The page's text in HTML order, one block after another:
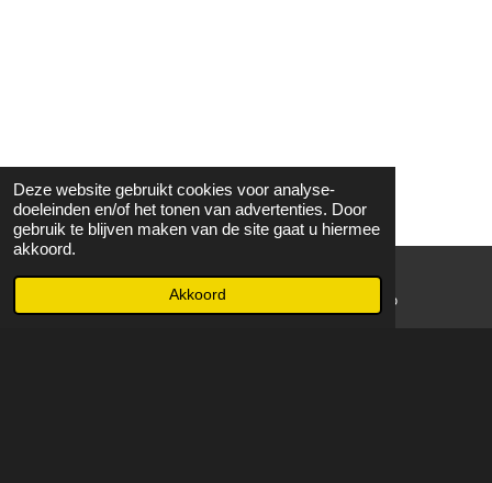
Deze website gebruikt cookies voor analyse-
doeleinden en/of het tonen van advertenties. Door
gebruik te blijven maken van de site gaat u hiermee
akkoord.
Akkoord WhatsApp